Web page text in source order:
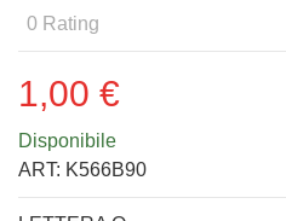
0 Rating
1,00 €
Disponibile
ART: K566B90